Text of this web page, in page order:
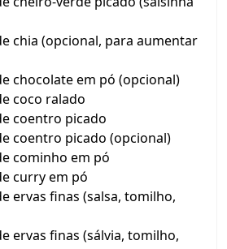
chia (opcional, para aumentar
chocolate em pó (opcional)
coco ralado
coentro picado
coentro picado (opcional)
cominho em pó
curry em pó
ervas finas (salsa, tomilho,
ervas finas (sálvia, tomilho,